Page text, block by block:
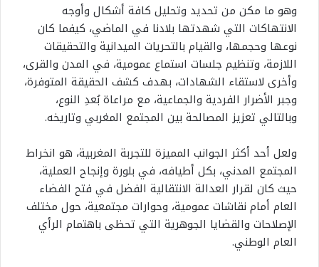
وهو ما مكن من تحديد وتحليل كافة أشكال وأوجه
الانتهاكات التي شهدتها بلادنا في الماضي، كيفما كان
نوعها وحجمها، والقيام بالتحريات الميدانية والتحقيقات
اللازمة، وتنظيم جلسات استماع عمومية، في المدن والقرى،
وأخرى لاستقاء الشهادات، بهدف كشف الحقيقة المتوفرة،
وجبر الأضرار الفردية والجماعية، مع مراعاة بُعدِ النوع،
وبالتالي تعزيز المصالحة بين المجتمع المغربي وتاريخه.
ولعل أحد أكثر الجوانب المميزة للتجربة المغربية، هو انخراط
المجتمع المدني، بكل أطيافه، في بلورة وإنجاح العملية،
حيث كان لقرار العدالة الانتقالية الفضل في فتح الفضاء
العام أمام نقاشات عمومية، وحوارات مجتمعية، حول مختلف
الإصلاحات والقضايا الجوهرية التي تحظى باهتمام الرأي
العام الوطني.